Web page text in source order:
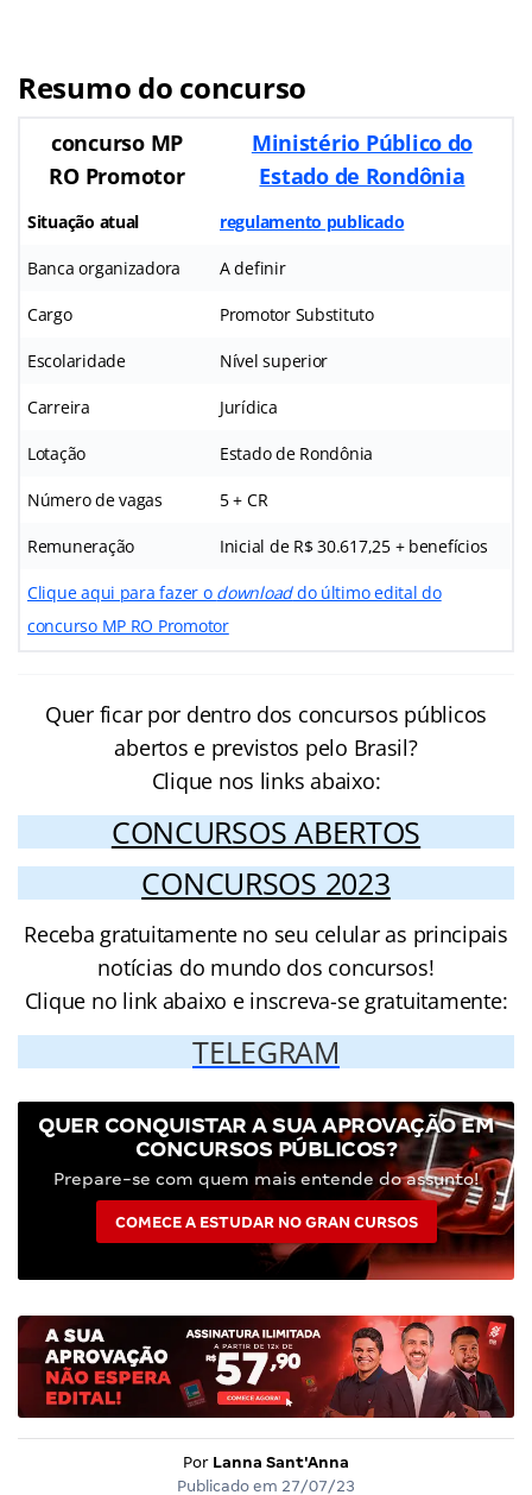
Resumo do concurso
concurso MP
RO Promotor
Ministério Público do
Estado de Rondônia
Situação atual regulamento publicado
Banca organizadora A definir
Cargo Promotor Substituto
Escolaridade Nível superior
Carreira Jurídica
Lotação Estado de Rondônia
Número de vagas 5 + CR
Remuneração Inicial de R$ 30.617,25 + benefícios
Clique aqui para fazer o downloaddo último edital do
concurso MP RO Promotor
Quer ficar por dentro dos concursos públicos
abertos e previstos pelo Brasil?
Clique nos links abaixo:
CONCURSOS ABERTOS
CONCURSOS 2023
Receba gratuitamente no seu celular as principais
notícias do mundo dos concursos!
Clique no link abaixo e inscreva-se gratuitamente:
TELEGRAM
QUER CONQUISTAR A SUA APROVAÇÃO EM
CONCURSOS PÚBLICOS?
Prepare-se com quem mais entende do assunto!
COMECE A ESTUDAR NO GRAN CURSOS
Por Lanna Sant'Anna
Publicado em 27/07/23